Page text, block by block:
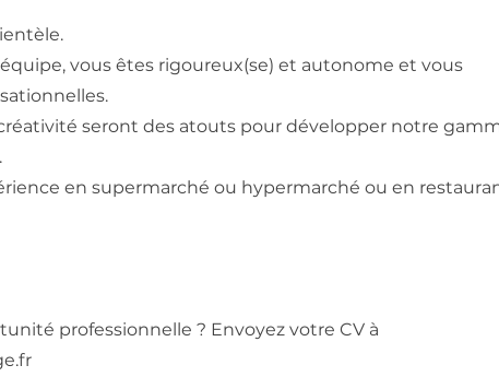
vous êtes rigoureux(se) et autonome et vous
seront des atouts pour développer notre
en supermarché ou hypermarché ou en
professionnelle ? Envoyez votre CV à